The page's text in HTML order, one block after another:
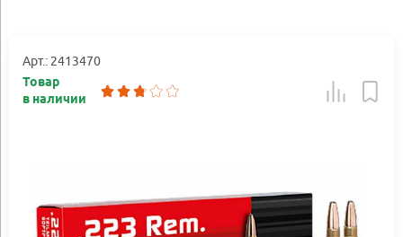
Арт.: 2413470
Товар
в наличии